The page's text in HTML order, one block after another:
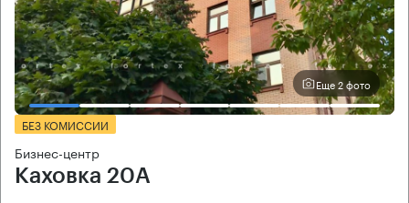
Еще 2 фото
БЕЗ КОМИССИИ
Бизнес-центр
Каховка 20А